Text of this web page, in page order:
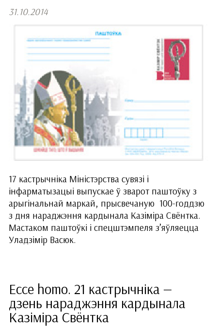
31.10.2014
17 кастрычніка Міністэрства сувязі і
інфарматызацыі выпускае ў зварот паштоўку з
арыгінальнай маркай, прысвечаную 100-годдзю
з дня нараджэння кардынала Казіміра Свёнтка.
Мастаком паштоўкі і спецштэмпеля з’яўляецца
Уладзімір Васюк.
Ecce homo. 21 кастрычніка —
дзень нараджэння кардынала
Казіміра Свёнтка